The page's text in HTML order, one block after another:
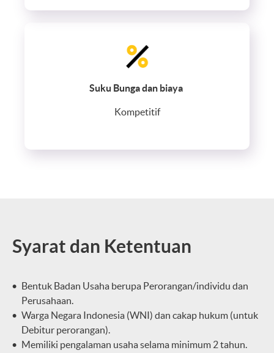
Suku Bunga dan biaya
Kompetitif
Syarat dan Ketentuan
Bentuk Badan Usaha berupa Perorangan/individu dan
Perusahaan.
Warga Negara Indonesia (WNI) dan cakap hukum (untuk
Debitur perorangan).
Memiliki pengalaman usaha selama minimum 2 tahun.